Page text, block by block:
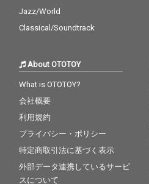
Jazz/World
Classical/Soundtrack
About OTOTOY
What is OTOTOY?
会社概要
利用規約
プライバシー・ポリシー
特定商取引法に基づく表示
外部データ連携しているサービ
スについて